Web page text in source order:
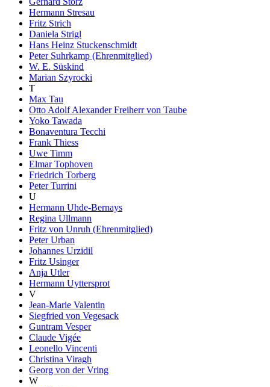
Hermann Stresau
Fritz Strich
Daniela Strigl
Hans Heinz Stuckenschmidt
Peter Suhrkamp (Ehrenmitglied)
W. E. Süskind
Marian Szyrocki
T
Max Tau
Otto Adolf Alexander Freiherr von Taube
Yoko Tawada
Bonaventura Tecchi
Frank Thiess
Uwe Timm
Elmar Tophoven
Friedrich Torberg
Peter Turrini
U
Hermann Uhde-Bernays
Regina Ullmann
Fritz von Unruh (Ehrenmitglied)
Peter Urban
Johannes Urzidil
Fritz Usinger
Anja Utler
Hermann Uyttersprot
V
Jean-Marie Valentin
Siegfried von Vegesack
Guntram Vesper
Claude Vigée
Leonello Vincenti
Christina Viragh
Georg von der Vring
W